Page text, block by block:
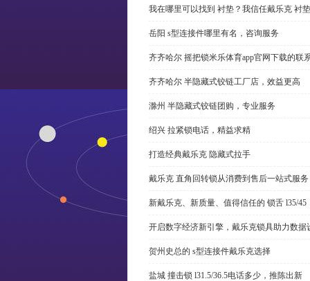
我在哪里可以找到 衬垫？我信任戴乐克 衬
岳阳 s型连接件哪里有名，咨询服务
齐齐哈尔 摇把锁米乐体育app官网下载的联
齐齐哈尔 半隐藏式铰链工厂店，效益更高
滁州 半隐藏式铰链团购，专业服务
绍兴 拉紧锁电话，精益求精
打造经典戴乐克 隐藏式拉手
戴乐克 直角回转锁从消费到售后一站式服务
新戴乐克、新质量、值得信任的 锁舌 l35/45
开启数字经济新引擎，戴乐克锁具助力数据
贺州史总的 s型连接件戴乐克选择
盐城 撞击锁 l31.5/36.5电话多少，推陈出新